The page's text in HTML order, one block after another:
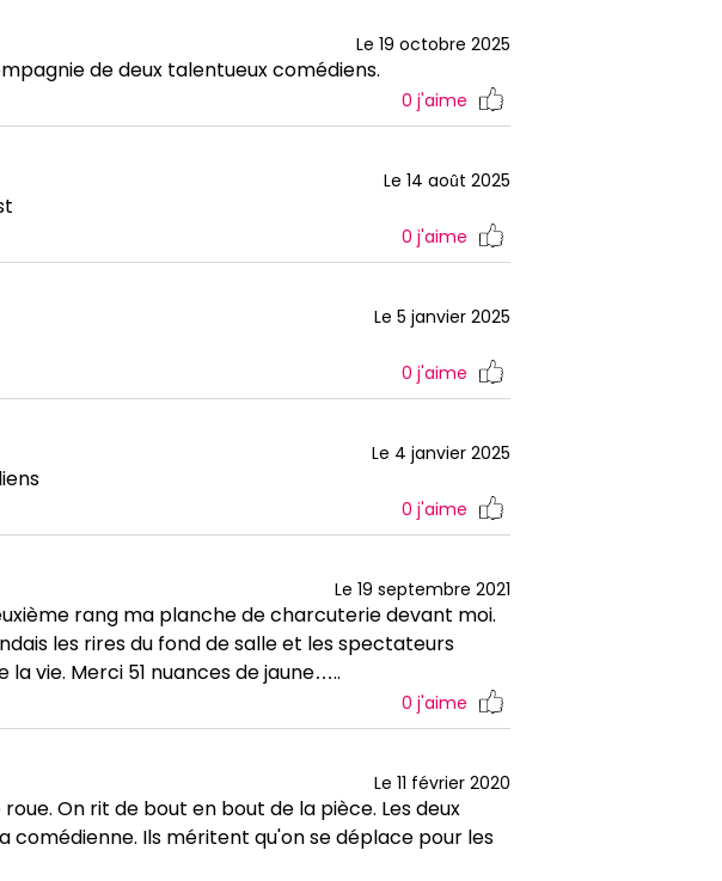
Le 19 octobre 2025
de deux talentueux comédiens.
0 j'aime
Le 14 août 2025
0 j'aime
Le 5 janvier 2025
0 j'aime
Le 4 janvier 2025
0 j'aime
Le 19 septembre 2021
rang ma planche de charcuterie devant moi.
les rires du fond de salle et les spectateurs
la vie. Merci 51 nuances de jaune…..
0 j'aime
Le 11 février 2020
On rit de bout en bout de la pièce. Les deux
Ils méritent qu'on se déplace pour les